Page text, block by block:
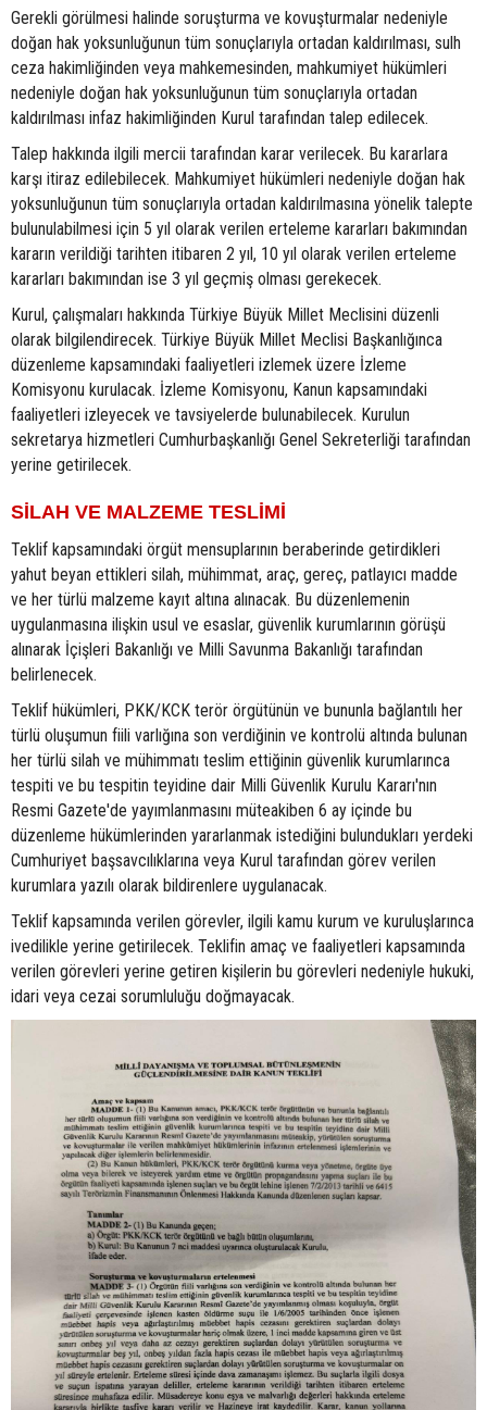
Gerekli görülmesi halinde soruşturma ve kovuşturmalar nedeniyle
doğan hak yoksunluğunun tüm sonuçlarıyla ortadan kaldırılması, sulh
ceza hakimliğinden veya mahkemesinden, mahkumiyet hükümleri
nedeniyle doğan hak yoksunluğunun tüm sonuçlarıyla ortadan
kaldırılması infaz hakimliğinden Kurul tarafından talep edilecek.
Talep hakkında ilgili mercii tarafından karar verilecek. Bu kararlara
karşı itiraz edilebilecek. Mahkumiyet hükümleri nedeniyle doğan hak
yoksunluğunun tüm sonuçlarıyla ortadan kaldırılmasına yönelik talepte
bulunulabilmesi için 5 yıl olarak verilen erteleme kararları bakımından
kararın verildiği tarihten itibaren 2 yıl, 10 yıl olarak verilen erteleme
kararları bakımından ise 3 yıl geçmiş olması gerekecek.
Kurul, çalışmaları hakkında Türkiye Büyük Millet Meclisini düzenli
olarak bilgilendirecek. Türkiye Büyük Millet Meclisi Başkanlığınca
düzenleme kapsamındaki faaliyetleri izlemek üzere İzleme
Komisyonu kurulacak. İzleme Komisyonu, Kanun kapsamındaki
faaliyetleri izleyecek ve tavsiyelerde bulunabilecek. Kurulun
sekretarya hizmetleri Cumhurbaşkanlığı Genel Sekreterliği tarafından
yerine getirilecek.
SİLAH VE MALZEME TESLİMİ
Teklif kapsamındaki örgüt mensuplarının beraberinde getirdikleri
yahut beyan ettikleri silah, mühimmat, araç, gereç, patlayıcı madde
ve her türlü malzeme kayıt altına alınacak. Bu düzenlemenin
uygulanmasına ilişkin usul ve esaslar, güvenlik kurumlarının görüşü
alınarak İçişleri Bakanlığı ve Milli Savunma Bakanlığı tarafından
belirlenecek.
Teklif hükümleri, PKK/KCK terör örgütünün ve bununla bağlantılı her
türlü oluşumun fiili varlığına son verdiğinin ve kontrolü altında bulunan
her türlü silah ve mühimmatı teslim ettiğinin güvenlik kurumlarınca
tespiti ve bu tespitin teyidine dair Milli Güvenlik Kurulu Kararı'nın
Resmi Gazete'de yayımlanmasını müteakiben 6 ay içinde bu
düzenleme hükümlerinden yararlanmak istediğini bulundukları yerdeki
Cumhuriyet başsavcılıklarına veya Kurul tarafından görev verilen
kurumlara yazılı olarak bildirenlere uygulanacak.
Teklif kapsamında verilen görevler, ilgili kamu kurum ve kuruluşlarınca
ivedilikle yerine getirilecek. Teklifin amaç ve faaliyetleri kapsamında
verilen görevleri yerine getiren kişilerin bu görevleri nedeniyle hukuki,
idari veya cezai sorumluluğu doğmayacak.